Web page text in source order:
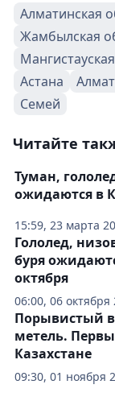
Алматинская
Жамбылская
Астана
Семей
Читайте
15:59, 23 марта
Туман,
ожидаются в
06:00, 06 октября
Гололед,
буря
октября
09:30, 01 ноября
Порывистый
метель.
Казахстане